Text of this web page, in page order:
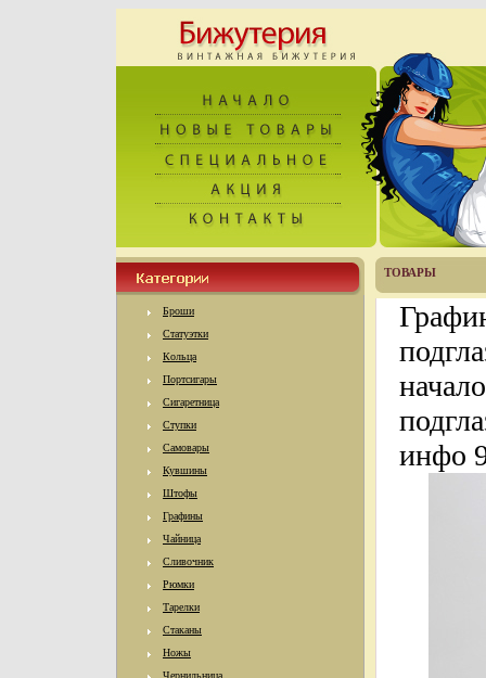
Броши
Статуэтки
Кольца
Портсигары
Сигаретница
Ступки
Самовары
Кувшины
Штофы
Графины
Чайница
Сливочник
Рюмки
Тарелки
Стаканы
Ножы
Чернильница
ТОВАРЫ
инфо